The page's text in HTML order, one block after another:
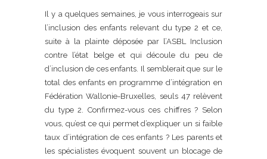
Il y a quelques semaines, je vous interrogeais sur
l’inclusion des enfants relevant du type 2 et ce,
suite à la plainte déposée par l’ASBL Inclusion
contre l’état belge et qui découle du peu de
d’inclusion de ces enfants. Il semblerait que sur le
total des enfants en programme d’intégration en
Fédération Wallonie-Bruxelles, seuls 47 relèvent
du type 2. Confirmez-vous ces chiffres ? Selon
vous, qu’est ce qui permet d’expliquer un si faible
taux d’intégration de ces enfants ? Les parents et
les spécialistes évoquent souvent un blocage de